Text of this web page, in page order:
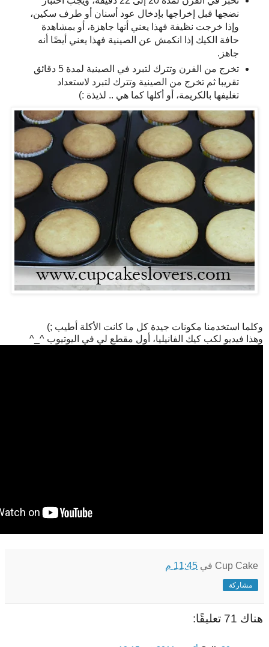
نضجها قبل إخراجها بإدخال عود أسنان أو طرف سكين،
وإذا خرجت نظيفة فهذا يعني أنها جاهزة، أو بمشاهدة
حافة الكيك إذا انكمش عن الصينية فهذا يعني أيضًا أنه
جاهز.
تخرج من الفرن وتترك لتبرد في الصينية لمدة 5 دقائق
تقريبا ثم تخرج من الصينية وتترك لتبرد لاستعداد
تغليفها بالكريمة، أو أكلها كما هي .. لذيذة :)
وكلما استخدمنا مكونات جيدة كل ما كانت الأكلة أطيب ;)
وهذا فيديو لكب كيك الفانيليا، أول مقطع لي في اليوتيوب ^_^
Cup Cake في 11:45 م
مشاركة
هناك 71 تعليقًا: